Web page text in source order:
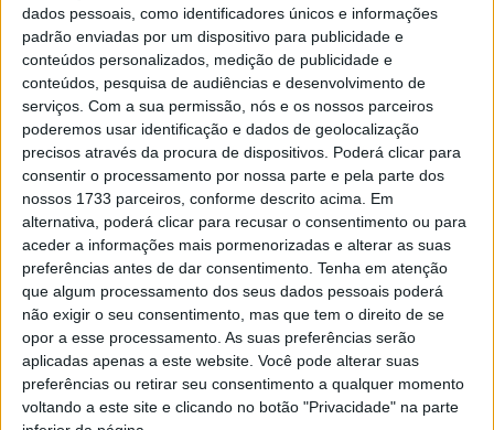
dados pessoais, como identificadores únicos e informações
padrão enviadas por um dispositivo para publicidade e
conteúdos personalizados, medição de publicidade e
conteúdos, pesquisa de audiências e desenvolvimento de
serviços. Com a sua permissão, nós e os nossos parceiros
poderemos usar identificação e dados de geolocalização
precisos através da procura de dispositivos. Poderá clicar para
consentir o processamento por nossa parte e pela parte dos
nossos 1733 parceiros, conforme descrito acima. Em
alternativa, poderá clicar para recusar o consentimento ou para
aceder a informações mais pormenorizadas e alterar as suas
preferências antes de dar consentimento. Tenha em atenção
que algum processamento dos seus dados pessoais poderá
não exigir o seu consentimento, mas que tem o direito de se
opor a esse processamento. As suas preferências serão
aplicadas apenas a este website. Você pode alterar suas
preferências ou retirar seu consentimento a qualquer momento
voltando a este site e clicando no botão "Privacidade" na parte
promoção da educação para o património.
Esta e outras notícias para ouvir na Estação Diária – 96.8
FM ou emwww.968.fm.
Pub
TAGS Arte Sacra Exposição Sátão